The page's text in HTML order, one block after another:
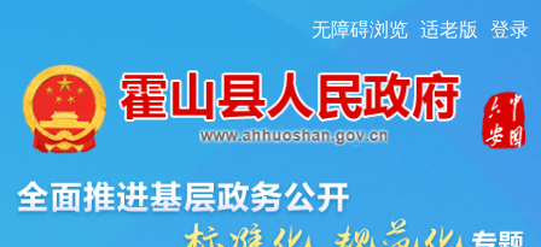
无障碍浏览 适老版 登录